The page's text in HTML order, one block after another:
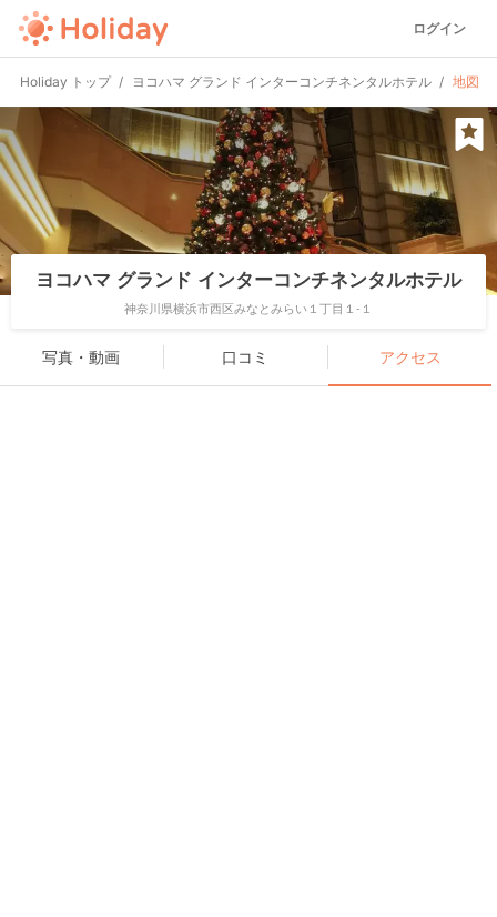
ログイン
Holiday トップ ヨコハマ グランド インターコンチネンタルホテル 地図
ヨコハマ グランド インターコンチネンタルホテル
神奈川県横浜市西区みなとみらい１丁目１-１
写真・動画 口コミ アクセス